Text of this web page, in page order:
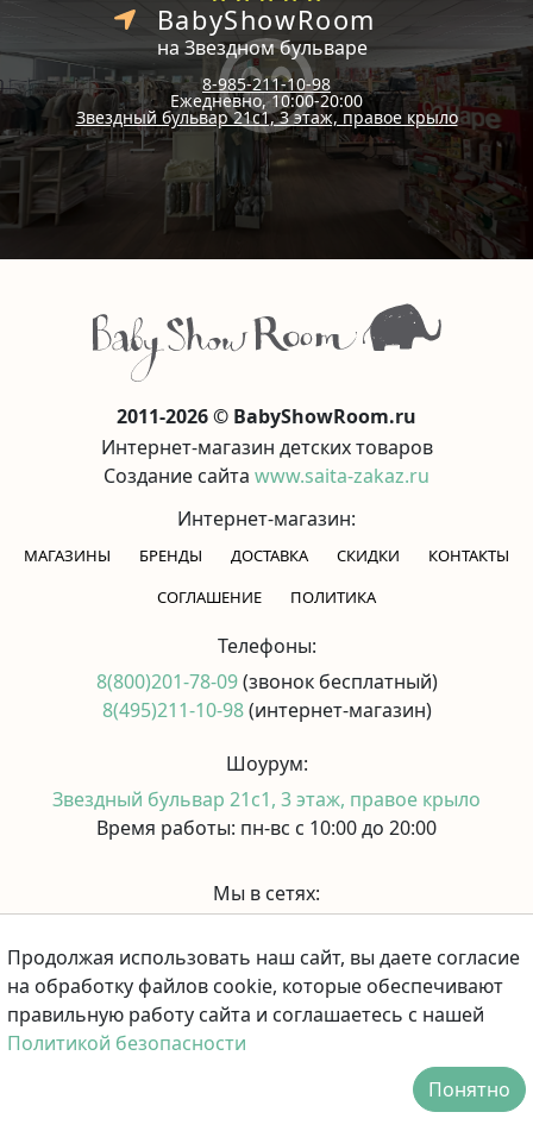
BabyShowRoom
на Звездном бульваре
8-985-211-10-98
Ежедневно, 10:00-20:00
Звездный бульвар 21с1, 3 этаж, правое крыло
2011-2026 © BabyShowRoom.ru
Интернет-магазин детских товаров
Создание сайта www.saita-zakaz.ru
Интернет-магазин:
МАГАЗИНЫ БРЕНДЫ ДОСТАВКА СКИДКИ
КОНТАКТЫ
CОГЛАШЕНИЕ
ПОЛИТИКА
Телефоны:
8(800)201-78-09(звонок бесплатный)
8(495)211-10-98(интернет-магазин)
Шоурум:
Звездный бульвар 21с1, 3 этаж, правое крыло
Время работы: пн-вс с 10:00 до 20:00
Мы в сетях:
Принимаем к оплате:
Продолжая использовать наш сайт, вы даете согласие
на обработку файлов cookie, которые обеспечивают
правильную работу сайта и соглашаетесь с нашей
Политикой безопасности
Понятно